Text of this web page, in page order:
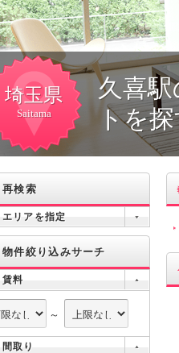
埼玉県
Saitama
久喜
トを
再検索
エリアを指定
物件絞り込みサーチ
賃料
～
間取り